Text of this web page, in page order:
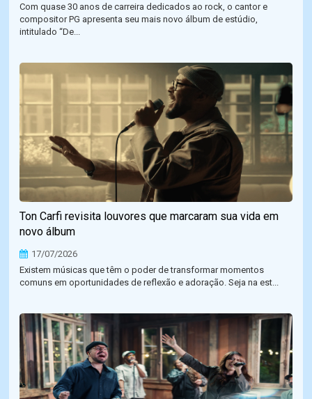
Com quase 30 anos de carreira dedicados ao rock, o cantor e
compositor PG apresenta seu mais novo álbum de estúdio,
intitulado “De...
Ton Carfi revisita louvores que marcaram sua vida em
novo álbum
17/07/2026
Existem músicas que têm o poder de transformar momentos
comuns em oportunidades de reflexão e adoração. Seja na est...